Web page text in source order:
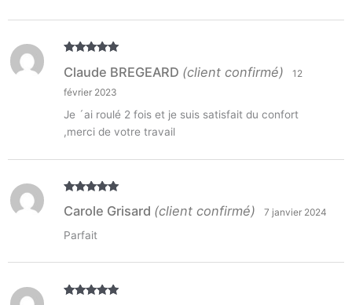
5
Claude BREGEARD (client confirmé)
12
février 2023
Je ´ai roulé 2 fois et je suis satisfait du confort
,merci de votre travail
5
Carole Grisard (client confirmé) 7 janvier 2024
Parfait